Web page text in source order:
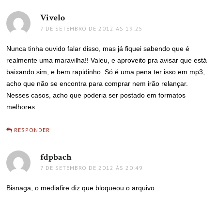
Vivelo
7 DE SETEMBRO DE 2012 ÀS 19:25
Nunca tinha ouvido falar disso, mas já fiquei sabendo que é
realmente uma maravilha!! Valeu, e aproveito pra avisar que está
baixando sim, e bem rapidinho. Só é uma pena ter isso em mp3,
acho que não se encontra para comprar nem irão relançar.
Nesses casos, acho que poderia ser postado em formatos
melhores.
RESPONDER
fdpbachdisse:
7 DE SETEMBRO DE 2012 ÀS 20:49
Bisnaga, o mediafire diz que bloqueou o arquivo…